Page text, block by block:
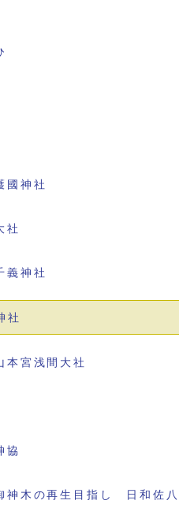
神社
社
神社
社
宮浅間大社
協
神木の再生目指し 日和佐